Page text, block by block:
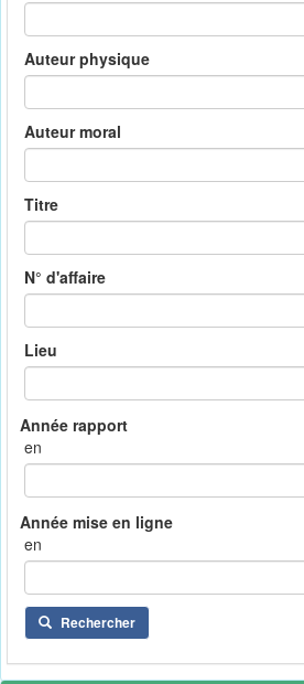
Auteur physique
Auteur moral
Titre
N° d'affaire
Lieu
en
en
Rechercher